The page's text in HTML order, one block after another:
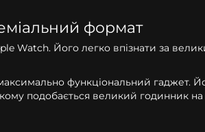
формат
Watch. Його легко впізнати за
функціональний гаджет.
подобається великий годинник на